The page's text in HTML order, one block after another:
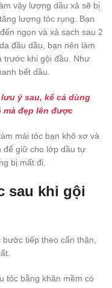
vậy lượng dầu xả sẽ bị
lượng tóc rụng. Bạn
ngọn và xả sạch sau 2
đầu dầu, bạn nên làm
trước khi gội đầu. Như
bết dầu.
ý sau, kể cả dùng
đẹp lên được
mái tóc bạn khô xơ và
để giữ cho lớp dầu tự
bị mất đi.
sau khi gội
tiếp theo cẩn thận,
tóc bằng khăn mềm có